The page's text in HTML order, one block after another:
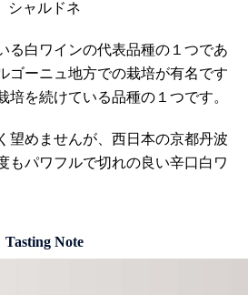
シャルドネ
る白ワインの代表品種の１つであ
ゴーニュ地方での栽培が有名です
培を続けている品種の１つです。
望めませんが、西日本の京都丹波
もパワフルで切れの良い辛口白ワ
Tasting Note